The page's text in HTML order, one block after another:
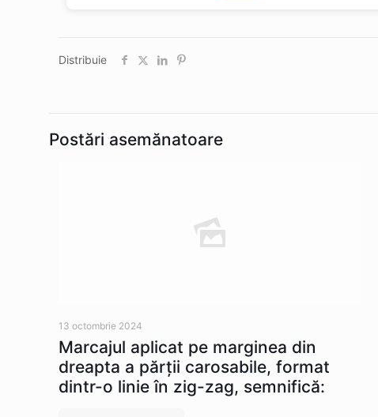
Distribuie
Postări asemănatoare
13 octombrie 2024
Marcajul aplicat pe marginea din
dreapta a părţii carosabile, format
dintr-o linie în zig-zag, semnifică: